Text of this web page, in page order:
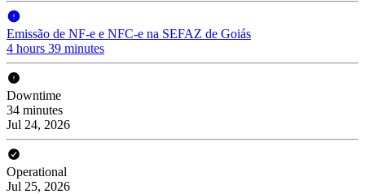
Emissão de NF-e e NFC-e na SEFAZ de Goiás
4 hours 39 minutes
Downtime
34 minutes
Jul 24, 2026
Operational
Jul 25, 2026